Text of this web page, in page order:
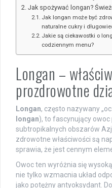
Jak spożywać longan?
Jak longan może być
naturalne cukry i
Jakie są ciekawostki o
codziennym menu?
Longan –
prozdrowotne
Longan, często nazywany
longan), to fascynujący
subtropikalnych obszarów
zdrowotne właściwości są
sprawia, że jest cennym
Owoc ten wyróżnia się
nie tylko wzmacnia układ
jako potężny antyoksydant.